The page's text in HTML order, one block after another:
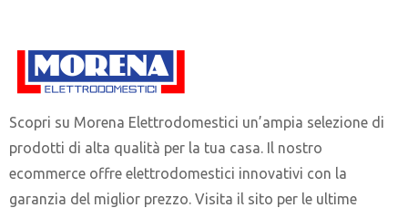
Scopri su Morena Elettrodomestici un’ampia selezione di
prodotti di alta qualità per la tua casa. Il nostro
ecommerce offre elettrodomestici innovativi con la
garanzia del miglior prezzo. Visita il sito per le ultime